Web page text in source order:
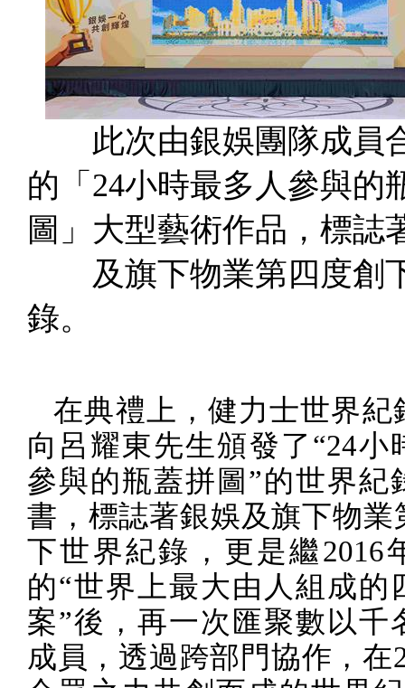
此次由銀娛團隊成員
的「24小時最多人參與的
圖」大型藝術作品， 標誌
及旗下物業第四度創
錄。
在典禮上，健力士世界紀
向呂耀東先生頒發了“24小
參與的瓶蓋拼圖”的世界紀
書，標誌著銀娛及旗下物業
下世界紀錄，更是繼2016
的“世界上最大由人組成的
案”後，再一次匯聚數以千
成員，透過跨部門協作，在